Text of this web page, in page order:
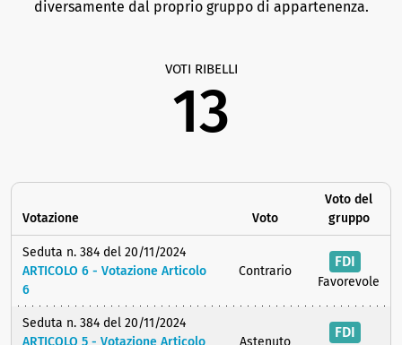
diversamente dal proprio gruppo di appartenenza.
VOTI RIBELLI
13
Votazione Voto
Voto del
gruppo
Seduta n. 384 del 20/11/2024
ARTICOLO 6 - Votazione Articolo
6
Contrario
FDI
Favorevole
Seduta n. 384 del 20/11/2024
FDI